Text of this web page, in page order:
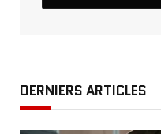
DERNIERS ARTICLES